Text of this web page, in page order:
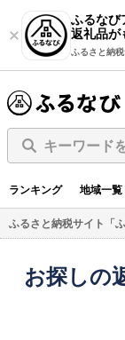
ふるなび
返礼品が
ふるさと納税
キーワード
ランキング 地域一覧
ふるさと納税サイト「ふ
お探しの